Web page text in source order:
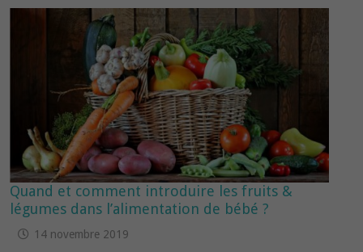
Quand et comment introduire les fruits &
légumes dans l’alimentation de bébé ?
14 novembre 2019